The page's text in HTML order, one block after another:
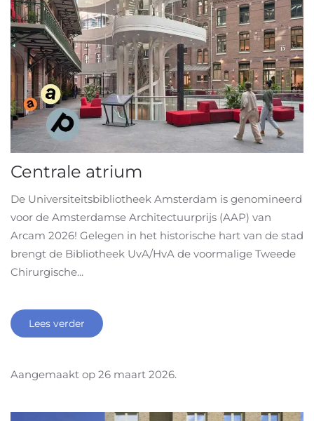
Centrale atrium
De Universiteitsbibliotheek Amsterdam is genomineerd
voor de Amsterdamse Architectuurprijs (AAP) van
Arcam 2026! Gelegen in het historische hart van de stad
brengt de Bibliotheek UvA/HvA de voormalige Tweede
Chirurgische...
Lees verder
Aangemaakt op 26 maart 2026.